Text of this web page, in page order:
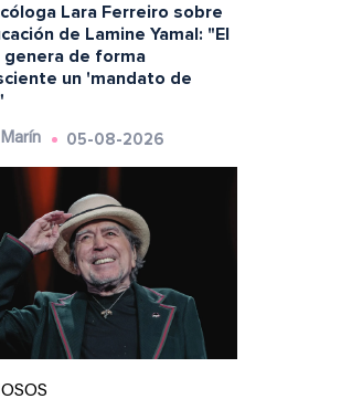
Lara Ferreiro sobre
de Lamine Yamal: "El
genera de forma
un 'mandato de
05-08-2026